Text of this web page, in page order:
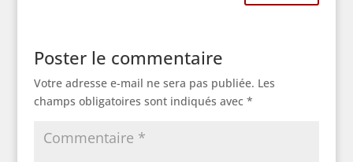
Poster le commentaire
Votre adresse e-mail ne sera pas publiée. Les
champs obligatoires sont indiqués avec *